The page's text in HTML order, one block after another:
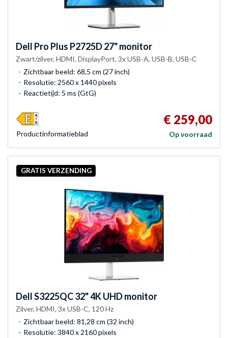
Dell Pro Plus P2725D 27" monitor
Zwart/zilver, HDMI, DisplayPort, 3x USB-A, USB-B, USB-C
Zichtbaar beeld: 68,5 cm (27 inch)
Resolutie: 2560 x 1440 pixels
Reactietijd: 5 ms (GtG)
€ 259,00
Op voorraad
Product­informatieblad
GRATIS VERZENDING
DellS3225QC 32" 4K UHD monitor
Zilver, HDMI, 3x USB-C, 120 Hz
Zichtbaar beeld: 81,28 cm (32 inch)
Resolutie: 3840 x 2160 pixels